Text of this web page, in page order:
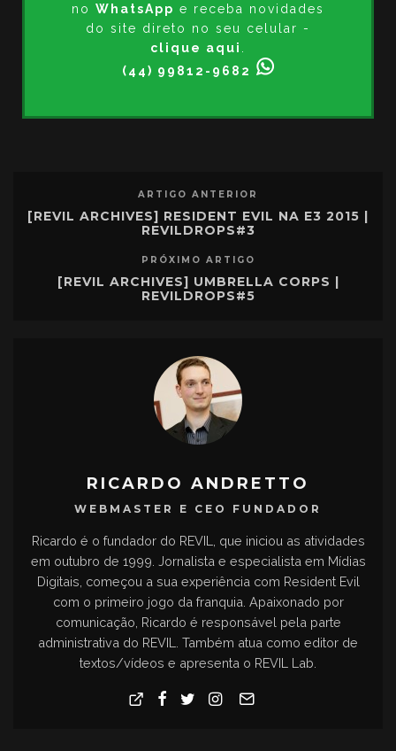
no WhatsApp e receba novidades
do site direto no seu celular -
clique aqui .
(44) 99812-9682
ARTIGO ANTERIOR
[REVIL ARCHIVES] RESIDENT EVIL NA E3 2015 |
REVILDROPS#3
PRÓXIMO ARTIGO
[REVIL ARCHIVES] UMBRELLA CORPS |
REVILDROPS#5
RICARDO ANDRETTO
WEBMASTER E CEO FUNDADOR
Ricardo é o fundador do REVIL, que iniciou as atividades
em outubro de 1999. Jornalista e especialista em Mídias
Digitais, começou a sua experiência com Resident Evil
com o primeiro jogo da franquia. Apaixonado por
comunicação, Ricardo é responsável pela parte
administrativa do REVIL. Também atua como editor de
textos/vídeos e apresenta o REVIL Lab.